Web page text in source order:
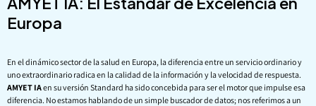
Europa
En el dinámico sector de la salud en Europa, la diferencia entre un servicio ordinario y
uno extraordinario radica en la calidad de la información y la velocidad de respuesta.
AMYET IAen su versión Standard ha sido concebida para ser el motor que impulse esa
diferencia. No estamos hablando de un simple buscador de datos; nos referimos a un